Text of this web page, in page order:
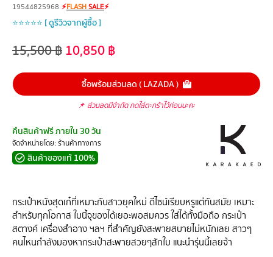
19544825968 ⚡FLASHSALE⚡
⭐⭐⭐⭐⭐ [ ดูรีวิวจากผู้ซื้อ ]
15,500฿ 10,850฿
ซื้อพร้อมส่วนลด ( LAZADA )
📌 ส่วนลดมีจำกัด กดใส่ตะกร้าไว้ก่อนนะคะ
คืนสินค้าฟรี ภายใน 30 วัน
จัดจำหน่ายโดย: ร้านค้าทางการ
สินค้าของแท้ 100%
กระเป๋าหนังสุดเก๋ที่เหมาะกับสาวยุคใหม่ ดีไซน์เรียบหรูแต่ทันสมัย เหมาะ
สำหรับทุกโอกาส ใบนี้จุของได้เยอะพอสมควร ใส่ได้ทั้งมือถือ กระเป๋า
สตางค์ เครื่องสำอาง ฯลฯ ที่สำคัญยังสะพายสบายไม่หนักเลย สาวๆ
คนไหนกำลังมองหากระเป๋าสะพายสวยๆสักใบ แนะนำรุ่นนี้เลยจ้า